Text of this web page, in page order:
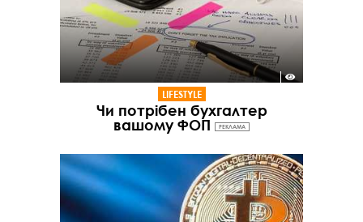
LIFESTYLE
Чи потрібен бухгалтер
вашому ФОП
РЕКЛАМА